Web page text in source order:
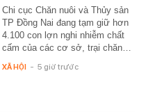
Chi cục Chăn nuôi và Thủy sản
TP Đồng Nai đang tạm giữ hơn
4.100 con lợn nghi nhiễm chất
cấm của các cơ sở, trại chăn…
XÃ HỘI - 5 giờ trước